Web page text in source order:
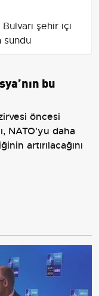
şehir içi
sundu
bu
öncesi
NATO'yu daha
artırılacağını